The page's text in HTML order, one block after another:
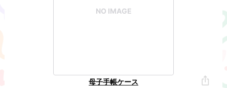
NO IMAGE
母子手帳ケース